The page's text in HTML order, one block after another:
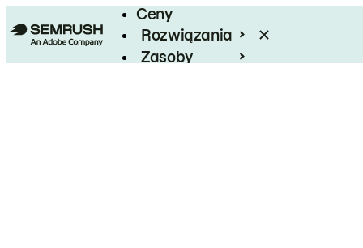
Ceny
Rozwiązania
Zasoby